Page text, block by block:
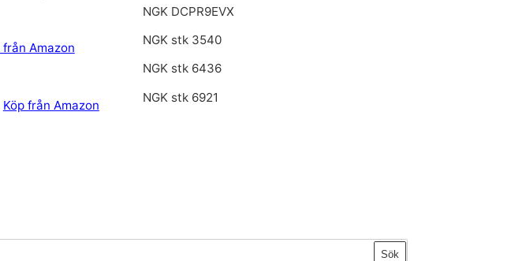
från Amazon
Köp från Amazon
NGK DCPR9EVX
NGK stk 3540
NGK stk 6436
NGK stk 6921
Sök